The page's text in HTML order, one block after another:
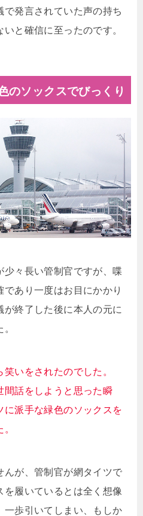
で発言されていた声の持ち
と確信に至ったのです。
のソックスでびっくり
々長い管制官ですが、喋
あり一度はお目にかかり
終了した後に本人の元に
いをされたのでした。
間話をしようと思った瞬
に派手な緑色のソックスを
んが、管制官が網タイツで
を履いているとは全く想像
一歩引いてしまい、もしか